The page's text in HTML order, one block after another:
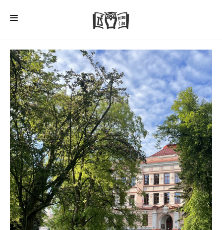
HOME
O ŠKOLE
PRO RODIČE
ŠD + ŠK
ŠKOLNÍ JÍDELNA
ÚŘEDNÍ DESKA
VEŘEJNÉ ZAKÁZKY
AKTUALITY
FOTOGALERIE
KONTAKTY